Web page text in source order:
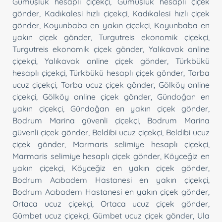
gönder, Kadıkalesi hızlı çiçekçi, Kadıkalesi hızlı çiçek
gönder, Koyunbaba en yakın çiçekçi, Koyunbaba en
yakın çiçek gönder, Turgutreis ekonomik çiçekçi,
Turgutreis ekonomik çiçek gönder, Yalıkavak online
çiçekçi, Yalıkavak online çiçek gönder,Türkbükü
hesaplı çiçekçi,Türkbükü hesaplı çiçek gönder,Torba
ucuz çiçekçi, Torba ucuz çiçek gönder, Gölköy online
çiçekçi, Gölköy online çiçek gönder, Gündoğan en
yakın çiçekçi, Gündoğan en yakın çiçek gönder,
Bodrum Marina güvenli çiçekçi, Bodrum Marina
güvenli çiçek gönder, Beldibi ucuz çiçekçi, Beldibi ucuz
çiçek gönder, Marmaris selimiye hesaplı çiçekçi,
Marmaris selimiye hesaplı çiçek gönder, Köyceğiz en
yakın çiçekçi, Köyceğiz en yakın çiçek gönder,
Bodrum Acıbadem Hastanesi en yakın çiçekçi,
Bodrum Acıbadem Hastanesi en yakın çiçek gönder,
Ortaca ucuz çiçekçi, Ortaca ucuz çiçek gönder,
Gümbet ucuz çiçekçi, Gümbet ucuz çiçek gönder, Ula